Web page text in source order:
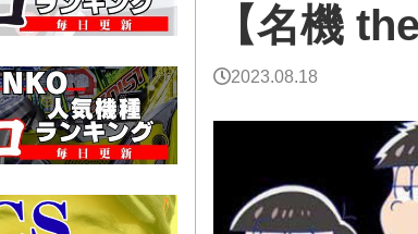
【名機
2023.08.18